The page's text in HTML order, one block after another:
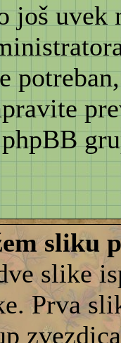
još uvek
sliku
slike
Prva